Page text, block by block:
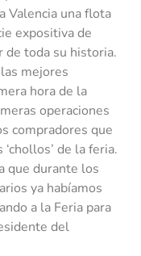
Valencia una flota
expositiva de
de toda su historia.
mejores
hora de la
operaciones
compradores que
de la feria.
que durante los
ya habíamos
a la Feria para
del